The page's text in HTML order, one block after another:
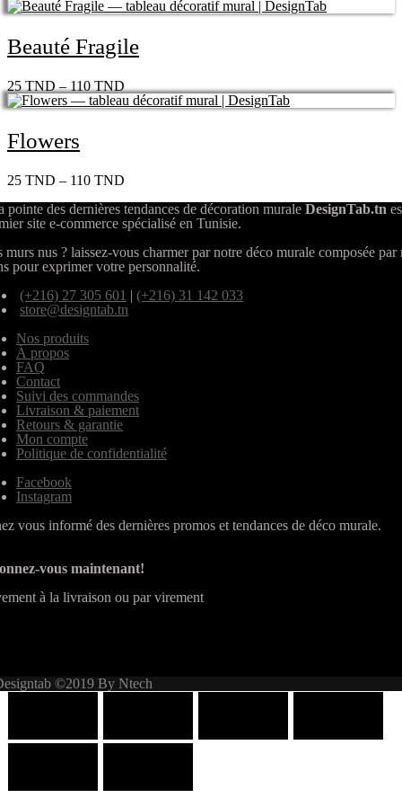
Beauté Fragile
25TND–110TND
Flowers
25 TND – 110 TND
pointe des dernières tendances de décoration murale DesignTab.tn
site e-commerce spécialisé en Tunisie.
murs nus ? laissez-vous charmer par notre déco murale composée par
pour exprimer votre personnalité.
(+216) 27 305 601 | (+216) 31 142 033
store@designtab.tn
Nos produits
À propos
FAQ
Contact
Suivi des commandes
Livraison & paiement
Retours & garantie
Mon compte
Politique de confidentialité
Facebook
Instagram
vous informé des dernières promos et tendances de déco murale.
vous maintenant!
à la livraison ou par virement
©2019 By Ntech